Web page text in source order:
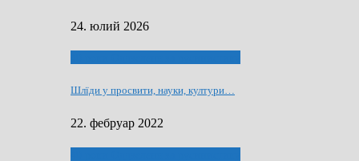
24. юлий 2026
Шлїди у просвити, науки, култури…
22. фебруар 2022